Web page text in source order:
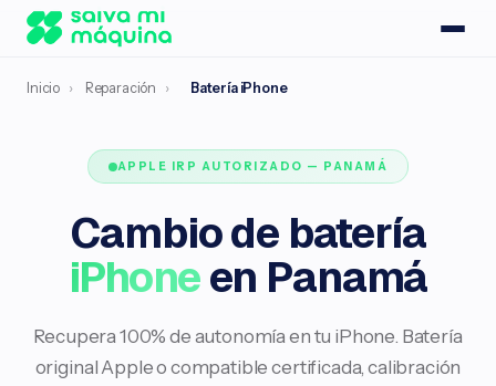
Inicio › Reparación › Batería iPhone
APPLE IRP AUTORIZADO — PANAMÁ
Cambio de batería
iPhoneen Panamá
Recupera 100% de autonomía en tu iPhone. Batería
original Apple o compatible certificada, calibración